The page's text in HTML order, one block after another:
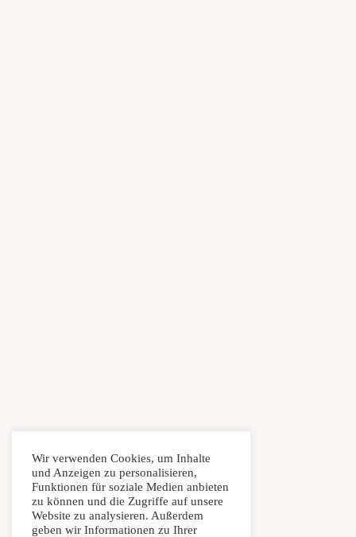
Wir verwenden Cookies, um Inhalte
und Anzeigen zu personalisieren,
Funktionen für soziale Medien anbieten
zu können und die Zugriffe auf unsere
Website zu analysieren. Außerdem
geben wir Informationen zu Ihrer